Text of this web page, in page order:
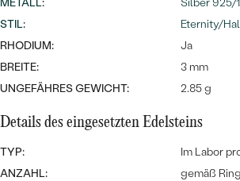
NACH DER FARBE
NACH DER FORM
MASSGEFERTIGTER
DIAMANTEN
Ohrrinnge
ANSEHEN
Halsketten
Ringe
ANSEHEN
METALL:
Silber 925/
STIL:
Eternity/
RHODIUM:
Ja
BREITE:
3 mm
UNGEFÄHRES GEWICHT:
2.85 g
Details des eingesetzten Edelsteins
TYP:
Im Labor
ANZAHL:
gemäß